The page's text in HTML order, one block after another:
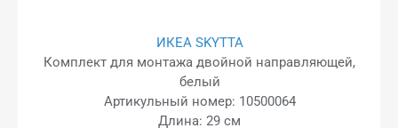
ИКЕА SKYTTA
Комплект для монтажа двойной направляющей,
белый
Артикульный номер: 10500064
Длина: 29 см